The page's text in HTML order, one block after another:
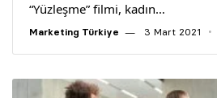
“Yüzleşme” filmi, kadın…
Marketing Türkiye 3 Mart 2021